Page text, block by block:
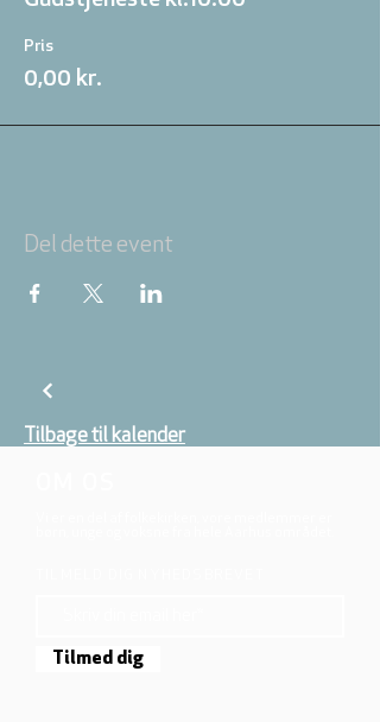
Pris
0,00 kr.
Del dette event
Tilbage til kalender
Tilmed dig